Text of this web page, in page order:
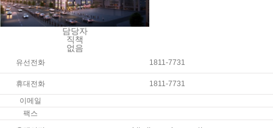
담당자
직책
없음
유선전화 1811-7731
휴대전화
1811-7731
이메일
팩스